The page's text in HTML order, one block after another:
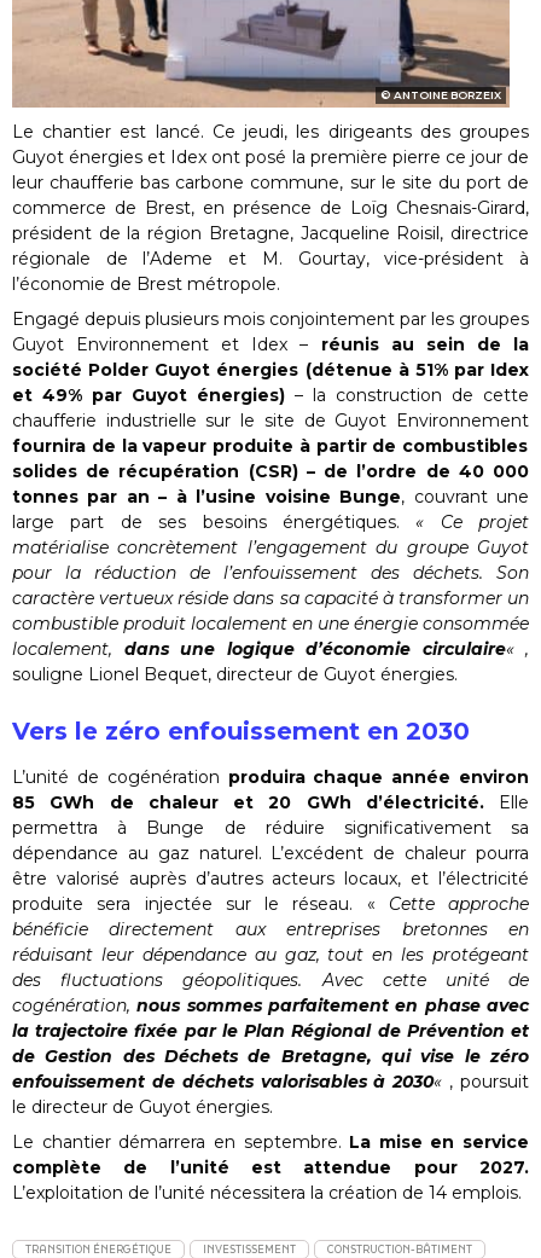
ANTOINE BORZEIX
Le chantier est lancé. Ce jeudi, les dirigeants des groupes
Guyot énergies et Idex ont posé la première pierre ce jour de
leur chaufferie bas carbone commune, sur le site du port de
commerce de Brest, en présence de Loïg Chesnais-Girard,
président de la région Bretagne, Jacqueline Roisil, directrice
régionale de l’Ademe et M. Gourtay, vice-président à
l’économie de Brest métropole.
Engagé depuis plusieurs mois conjointement par les groupes
Guyot Environnement et Idex – réunis au sein de la
société Polder Guyot énergies (détenue à 51% par Idex
et 49% par Guyot énergies) – la construction de cette
chaufferie industrielle sur le site de Guyot Environnement
fournira de la vapeur produite à partir de combustibles
solides de récupération (CSR) – de l’ordre de 40 000
tonnes par an – à l’usine voisine Bunge, couvrant une
large part de ses besoins énergétiques.« Ce projet
matérialise concrètement l’engagement du groupe Guyot
pour la réduction de l’enfouissement des déchets. Son
caractère vertueux réside dans sa capacité à transformer un
combustible produit localement en une énergie consommée
localement, dans une logique d’économie circulaire« ,
souligne Lionel Bequet, directeur de Guyot énergies.
Vers le zéro enfouissement en 2030
L’unité de cogénération produira chaque année environ
85 GWh de chaleur et 20 GWh d’électricité.Elle
permettra à Bunge de réduire significativement sa
dépendance au gaz naturel. L’excédent de chaleur pourra
être valorisé auprès d’autres acteurs locaux, et l’électricité
produite sera injectée sur le réseau. « Cette approche
bénéficie directement aux entreprises bretonnes en
réduisant leur dépendance au gaz, tout en les protégeant
des fluctuations géopolitiques. Avec cette unité de
cogénération,nous sommes parfaitement en phase avec
la trajectoire fixée par le Plan Régional de Prévention et
de Gestion des Déchets de Bretagne, qui vise le zéro
enfouissement de déchets valorisables à 2030« , poursuit
le directeur de Guyot énergies.
Le chantier démarrera en septembre. La mise en service
complète de l’unité est attendue pour 2027.
L’exploitation de l’unité nécessitera la création de 14 emplois.
TRANSITION ÉNERGÉTIQUE INVESTISSEMENT CONSTRUCTION-BÂTIMENT